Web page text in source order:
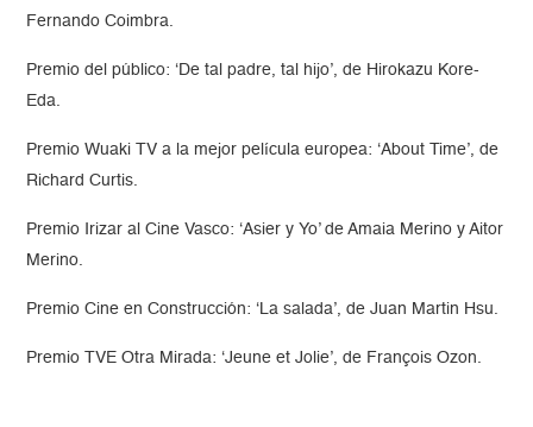
Fernando Coimbra.
Premio del público: ‘De tal padre, tal hijo’, de Hirokazu Kore-
Eda.
Premio Wuaki TV a la mejor película europea: ‘About Time’, de
Richard Curtis.
Premio Irizar al Cine Vasco: ‘Asier y Yo’ de Amaia Merino y Aitor
Merino.
Premio Cine en Construcción: ‘La salada’, de Juan Martin Hsu.
Premio TVE Otra Mirada: ‘Jeune et Jolie’, de François Ozon.